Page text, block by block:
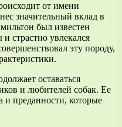
от имени
значительный вклад в
был известен
страстно увлекался
эту породу,
оставаться
и любителей собак. Ее
и преданности, которые